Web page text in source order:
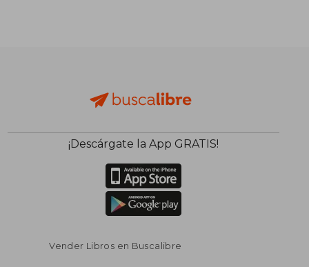
$ 325.86 40%
¡Descárgate la App GRATIS!
Vender Libros en Buscalibre